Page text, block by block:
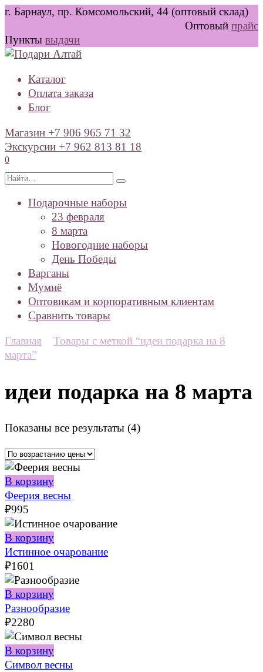
Перейти
содержанию
г. Барнаул, пр. Комсомольский, 44 (оптовый склад)
Оптовый прайс
Пункты выдачи
Каталог
Оплата заказа
Блог
Магазин +7 906 965 71 32
Экскурсии +7 962 813 81 18
0
Search
Подарочные наборы
23 февраля
8 марта
Новогодние наборы
День Победы
Варганы
Мумиё
Оптовикам и корпоративным клиентам
Сравнить товары
Главная
Товары с меткой “идеи подарка на 8
марта”
идеи подарка на 8 марта
Показаны все результаты (4)Цены:
В корзину
Феерия весны
₽995
В корзину
Истинное очарование
₽1601
В корзину
Разнообразие
₽2280
В корзину
Символ весны